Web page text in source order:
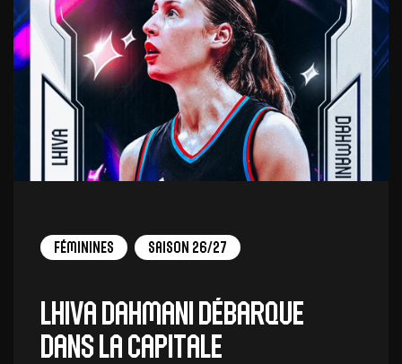
Féminines Saison 26/27
Lhiva Dahmani débarque
dans la capitale